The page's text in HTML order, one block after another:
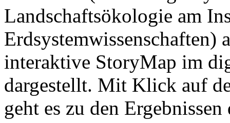
Landschaftsökologie am
Erdsystemwissenschaften)
interaktive StoryMap im
dargestellt. Mit Klick auf
geht es zu den